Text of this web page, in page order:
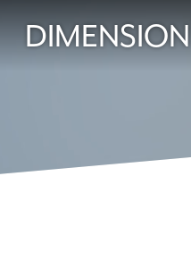
DIMENSION